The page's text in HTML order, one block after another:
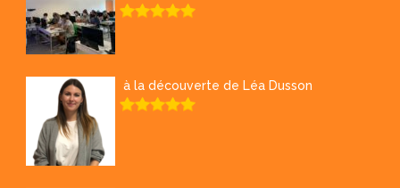
à la découverte de Léa Dusson